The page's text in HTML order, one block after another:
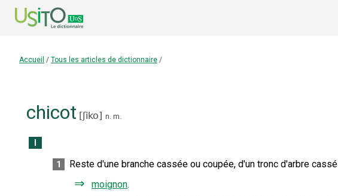
Accueil / Tous les articles de dictionnaire /
chicot [ʃiko] n. m.
1 Reste d'une branche cassée ou coupée, d'un tronc d'arbre
⇒ moignon.